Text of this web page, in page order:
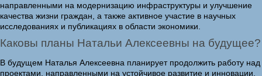
направленными на модернизацию инфраструктуры и улучшение
качества жизни граждан, а также активное участие в научных
исследованиях и публикациях в области экономики.
Каковы планы Натальи Алексеевны на будущее?
В будущем Наталья Алексеевна планирует продолжить работу над
проектами, направленными на устойчивое развитие и инновации,